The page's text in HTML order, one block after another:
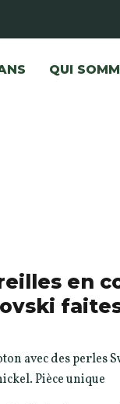
QUI
en
avec des perles
Pièce unique